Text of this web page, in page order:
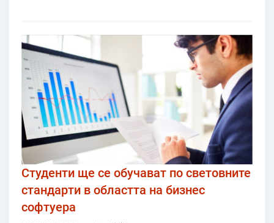
Студенти ще се обучават по световните
стандарти в областта на бизнес
софтуера